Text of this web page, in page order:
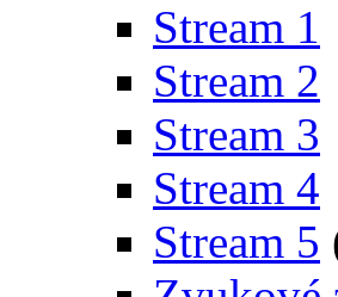
Stream 1
Stream 2
Stream 3
Stream 4
Stream 5